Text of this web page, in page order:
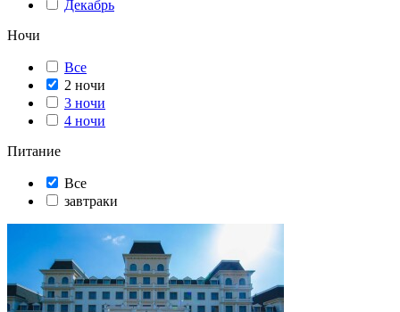
Декабрь
Ночи
Все
2 ночи
3 ночи
4 ночи
Питание
Все
завтраки